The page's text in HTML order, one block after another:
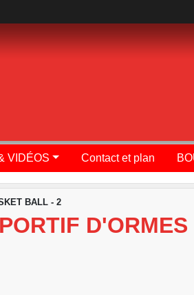
VIDÉOS Contact et plan
BALL - 2